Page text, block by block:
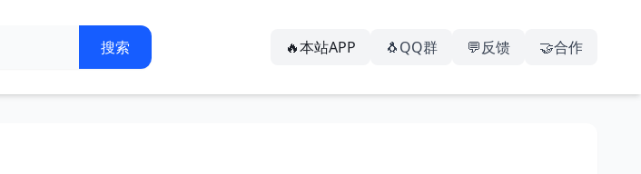
🔥本站APP 🐧QQ群 💬反馈 🤝合作